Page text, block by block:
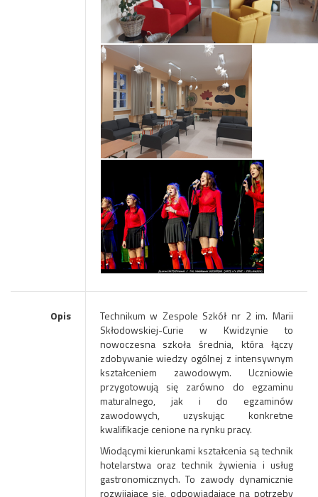
Opis
Technikum w Zespole Szkół nr 2 im. Marii
Skłodowskiej-Curie w Kwidzynie to
nowoczesna szkoła średnia, która łączy
zdobywanie wiedzy ogólnej z intensywnym
kształceniem zawodowym. Uczniowie
przygotowują się zarówno do egzaminu
maturalnego, jak i do egzaminów
zawodowych, uzyskując konkretne
kwalifikacje cenione na rynku pracy.
Wiodącymi kierunkami kształcenia są technik
hotelarstwa oraz technik żywienia i usług
gastronomicznych. To zawody dynamicznie
rozwijające się, odpowiadające na potrzeby